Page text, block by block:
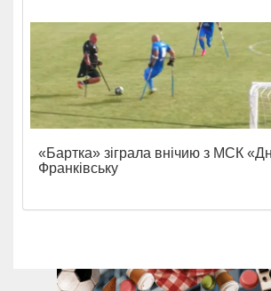
«Бартка» зіграла внічию з МСК
Франківську